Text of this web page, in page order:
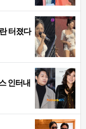
터졌다
인터내